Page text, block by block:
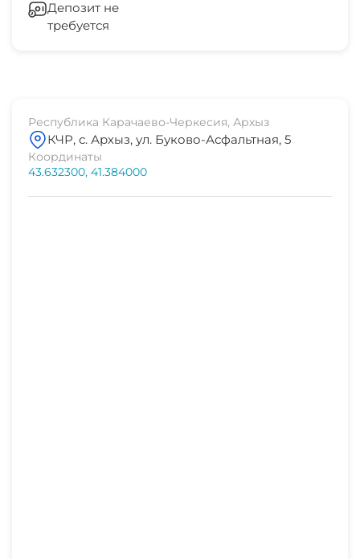
Депозит не
требуется
Республика Карачаево-Черкесия, Архыз
КЧР, с. Архыз, ул. Буково-Асфальтная, 5
Координаты
43.632300, 41.384000